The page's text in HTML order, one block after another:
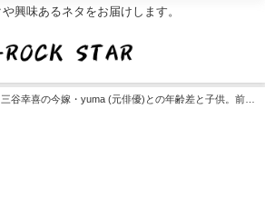
興味あるネタをお届けします。
三谷幸喜の今嫁・yuma (元俳優)との年齢差と子供。前